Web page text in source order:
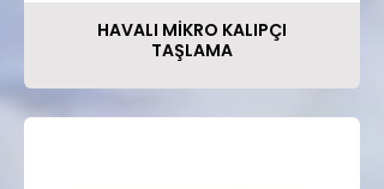
HAVALI MİKRO KALIPÇI
TAŞLAMA